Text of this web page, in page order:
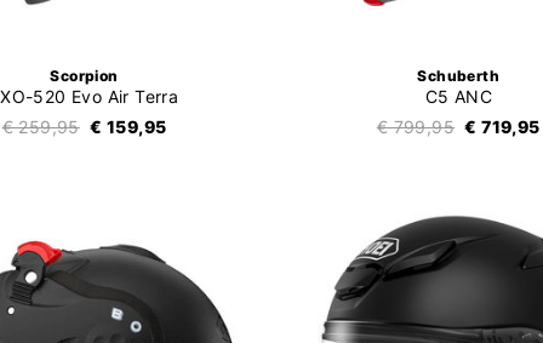
Scorpion
520 Evo Air Terra
€ 259,95 € 159,95
Schuberth
C5 ANC
€ 799,95 € 719,95